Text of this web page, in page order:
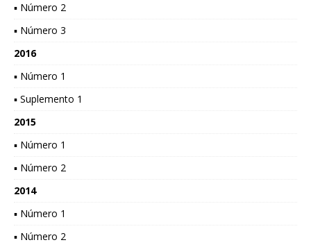
▪ Número 2
▪ Número 3
2016
▪ Número 1
▪ Suplemento 1
2015
▪ Número 1
▪ Número 2
2014
▪ Número 1
▪ Número 2